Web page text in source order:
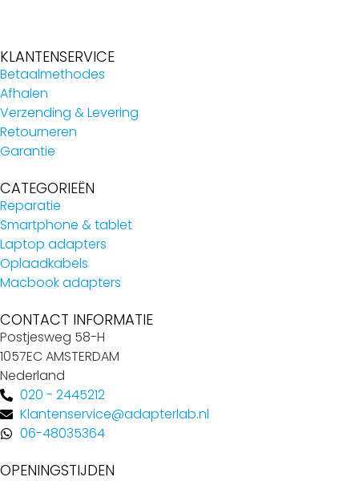
KLANTENSERVICE
Betaalmethodes
Afhalen
Verzending & Levering
Retourneren
Garantie
CATEGORIEËN
Reparatie
Smartphone & tablet
Laptop adapters
Oplaadkabels
Macbook adapters
CONTACT INFORMATIE
Postjesweg 58-H
1057EC AMSTERDAM
Nederland
020 - 2445212
Klantenservice@adapterlab.nl
06-48035364
OPENINGSTIJDEN